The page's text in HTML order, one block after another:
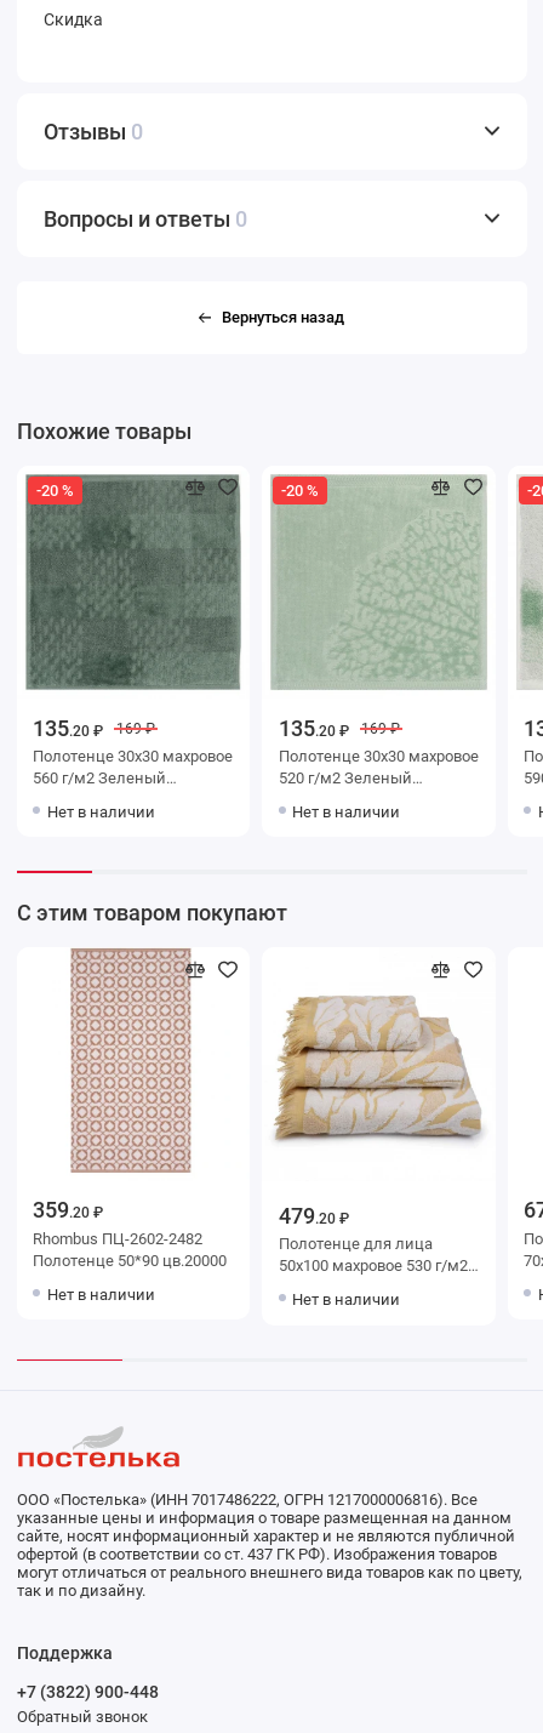
Скидка
Отзывы 0
Вопросы и ответы 0
Вернуться назад
Похожие товары
-20 %
135.20 ₽ 169 ₽
Полотенце 30х30 махровое
560 г/м2 Зеленый
Нет в наличии
-20 %
135.20 ₽ 169 ₽
Полотенце 30х30 махровое
520 г/м2 Зеленый
Нет в наличии
-
590
С этим товаром покупают
359.20 ₽
Rhombus ПЦ-2602-2482
Полотенце 50*90 цв.20000
Нет в наличии
479.20 ₽
Полотенце для лица
50х100 махровое 530 г/м2
мануфактура
Нет в наличии
70х130
ООО «Постелька» (ИНН 7017486222, ОГРН 1217000006816). Все
указанные цены и информация о товаре размещенная на данном
сайте, носят информационный характер и не являются публичной
офертой (в соответствии со ст. 437 ГК РФ). Изображения товаров
могут отличаться от реального внешнего вида товаров как по цвету,
так и по дизайну.
Поддержка
+7 (3822) 900-448
Обратный звонок